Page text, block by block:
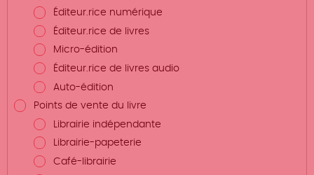
Éditeur.rice numérique
Éditeur.rice de livres
Micro-édition
Éditeur.rice de livres audio
Auto-édition
Points de vente du livre
Librairie indépendante
Librairie-papeterie
Café-librairie